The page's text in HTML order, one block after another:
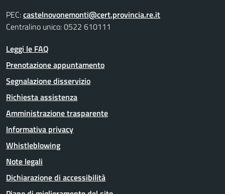
PEC:castelnovonemonti@cert.provincia.re.it
Centralino unico: 0522 610111
Leggi le FAQ
Prenotazione appuntamento
Segnalazione disservizio
Richiesta assistenza
Amministrazione trasparente
Informativa privacy
Whistleblowing
Note legali
Dichiarazione di accessibilità